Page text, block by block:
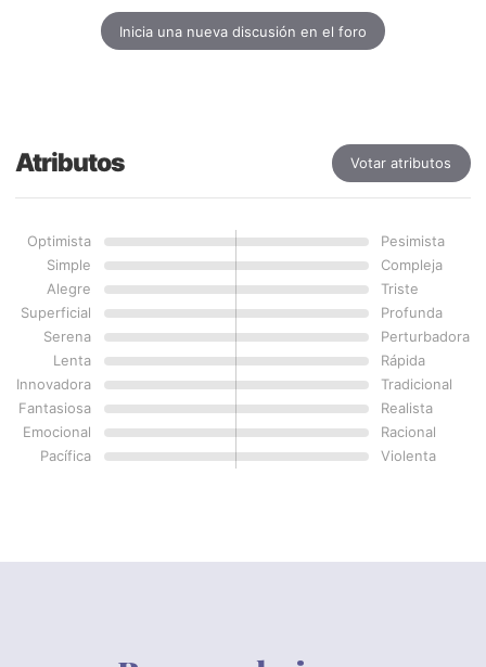
Inicia una nueva discusión en el foro
Atributos Votar atributos
Optimista
Pesimista
Simple
Compleja
Alegre
Triste
Superficial
Profunda
Serena
Perturbadora
Lenta
Rápida
Innovadora
Tradicional
Fantasiosa
Realista
Emocional
Racional
Pacífica
Violenta